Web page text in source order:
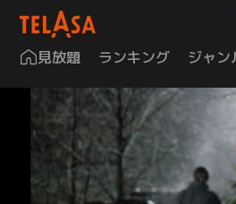
見放題 ランキング ジャン